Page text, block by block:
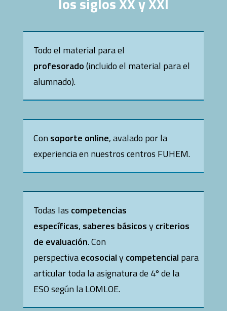
Las
opciones
pueden
elegir
en
producto
Todo el material para el
profesorado(incluido el material para el
alumnado).
Con soporte online, avalado por la
experiencia en nuestros centros FUHEM.
Todas las competencias
específicas, saberes básicosycriterios
de evaluación. Con
perspectivaecosocialycompetencial para
articular toda la asignatura de 4º de la
ESO según la LOMLOE.